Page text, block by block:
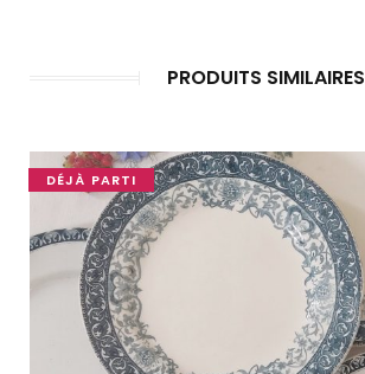
PRODUITS SIMILAIRES
DÉJÀ PARTI